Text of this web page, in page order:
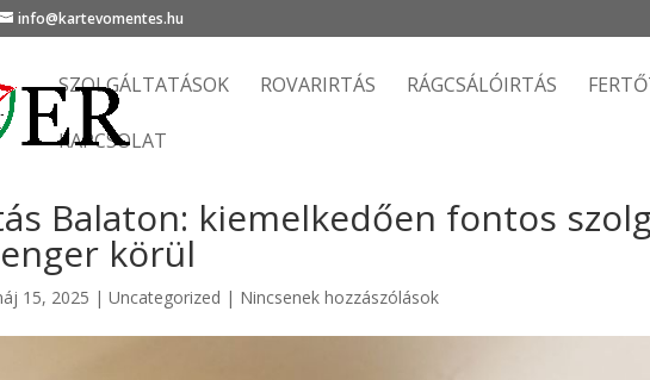
info@kartevomentes.hu
SZOLGÁLTATÁSOK ROVARIRTÁS RÁGCSÁLÓIRTÁS
KAPCSOLAT
Balaton: kiemelkedően fontos
körül
15, 2025 |Uncategorized | Nincsenek hozzászólások